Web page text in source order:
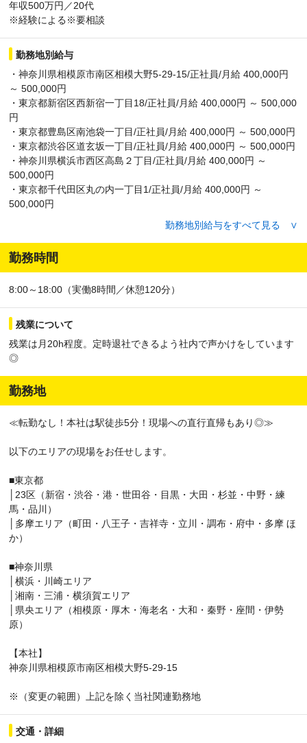
年収500万円／20代
※経験による※要相談
勤務地別給与
・神奈川県相模原市南区相模大野5-29-15/正社員/月給 400,000円
～ 500,000円
・東京都新宿区西新宿一丁目18/正社員/月給 400,000円 ～ 500,000
円
・東京都豊島区南池袋一丁目/正社員/月給 400,000円 ～ 500,000円
・東京都渋谷区道玄坂一丁目/正社員/月給 400,000円 ～ 500,000円
・神奈川県横浜市西区高島２丁目/正社員/月給 400,000円 ～
500,000円
・東京都千代田区丸の内一丁目1/正社員/月給 400,000円 ～
500,000円
・東京都足立区千住旭町/正社員/月給 400,000円 ～ 500,000円
・東京都千代田区神田佐久間町一丁目/正社員/月給 400,000円 ～
500,000円
・東京都台東区上野７丁目１－１/正社員/月給 400,000円 ～
500,000円
・東京都新宿区高田馬場一丁目/正社員/月給 400,000円 ～ 500,000
・東京都品川区大崎一丁目/正社員/月給 400,000円 ～ 500,000円
・東京都立川市曙町2丁目1/正社員/月給 400,000円 ～ 500,000円
・神奈川県川崎市中原区小杉町三丁目492/正社員/月給 400,000円
～ 500,000円
・神奈川県横浜市港北区篠原町2937/正社員/月給 400,000円 ～
500,000円
・東京都北区赤羽1丁目1-1/正社員/月給 400,000円 ～ 500,000円
・東京都荒川区西日暮里2丁目19/正社員/月給 400,000円 ～
・東京都荒川区西日暮里5丁目22-1/正社員/月給 400,000円 ～
・東京都新宿区神楽坂1丁目1/正社員/月給 400,000円 ～ 500,000円
・東京都千代田区神田駿河台2丁目/正社員/月給 400,000円 ～
500,000円
・東京都新宿区四谷１丁目1/正社員/月給 400,000円 ～ 500,000円
・東京都渋谷区代々木1丁目34-1/正社員/月給 400,000円 ～
・東京都港区浜松町二丁目/正社員/月給 400,000円 ～ 500,000円
・東京都品川区東五反田一丁目26-14/正社員/月給 400,000円 ～
500,000円
・東京都品川区上大崎4丁目2－1/正社員/月給 400,000円 ～
500,000円
・東京都大田区蒲田５丁目1/正社員/月給 400,000円 ～ 500,000円
・東京都中野区中野5丁目31-1/正社員/月給 400,000円 ～ 500,000
・東京都杉並区上荻1丁目7-1/正社員/月給 400,000円 ～ 500,000円
・東京都八王子市旭町1-1/正社員/月給 400,000円 ～ 500,000円
・東京都墨田区江東橋3丁目14-5/正社員/月給 400,000円 ～
勤務地別給与をすべて見る ∨
勤務時間
8:00～18:00（実働8時間／休憩120分）
残業について
残業は月20h程度。定時退社できるよう社内で声かけをしています
◎
勤務地
≪転勤なし！本社は駅徒歩5分！現場への直行直帰もあり◎≫
以下のエリアの現場をお任せします。
■東京都
│23区（新宿・渋谷・港・世田谷・目黒・大田・杉並・中野・練
馬・品川）
│多摩エリア（町田・八王子・吉祥寺・立川・調布・府中・多摩 ほ
か）
■神奈川県
│横浜・川崎エリア
│湘南・三浦・横須賀エリア
│県央エリア（相模原・厚木・海老名・大和・秦野・座間・伊勢
原）
【本社】
神奈川県相模原市南区相模大野5-29-15
※（変更の範囲）上記を除く当社関連勤務地
交通・詳細